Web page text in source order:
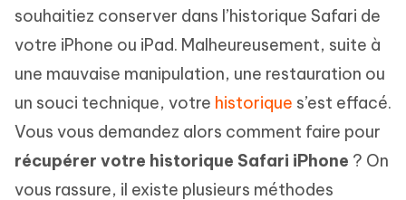
souhaitiez conserver dans l’historique Safari de
votre iPhone ou iPad. Malheureusement, suite à
une mauvaise manipulation, une restauration ou
un souci technique, votre historique s’est effacé.
Vous vous demandez alors comment faire pour
récupérer votre historique Safari iPhone ? On
vous rassure, il existe plusieurs méthodes